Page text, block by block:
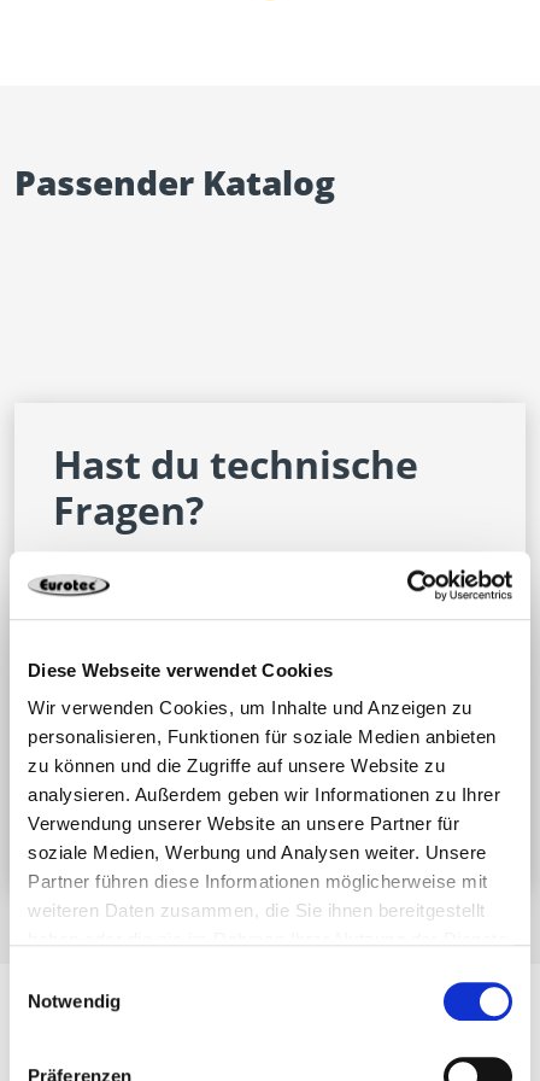
Diese Webseite verwendet Cookies
Wir verwenden Cookies, um Inhalte und Anzeigen zu
personalisieren, Funktionen für soziale Medien anbieten
zu können und die Zugriffe auf unsere Website zu
analysieren. Außerdem geben wir Informationen zu Ihrer
Verwendung unserer Website an unsere Partner für
soziale Medien, Werbung und Analysen weiter. Unsere
Partner führen diese Informationen möglicherweise mit
weiteren Daten zusammen, die Sie ihnen bereitgestellt
Notwendig
Präferenzen
Passender Katalog
Hast du technische
Fragen?
Wir beraten dich gerne bei deinem
Bauprojekt! Erstelle jetzt ein Ticket,
helfen können oder nutze die
kostenlose Berechnungssoftware zur
Planung.
Jetzt Support-Ticket einreichen
Produkte